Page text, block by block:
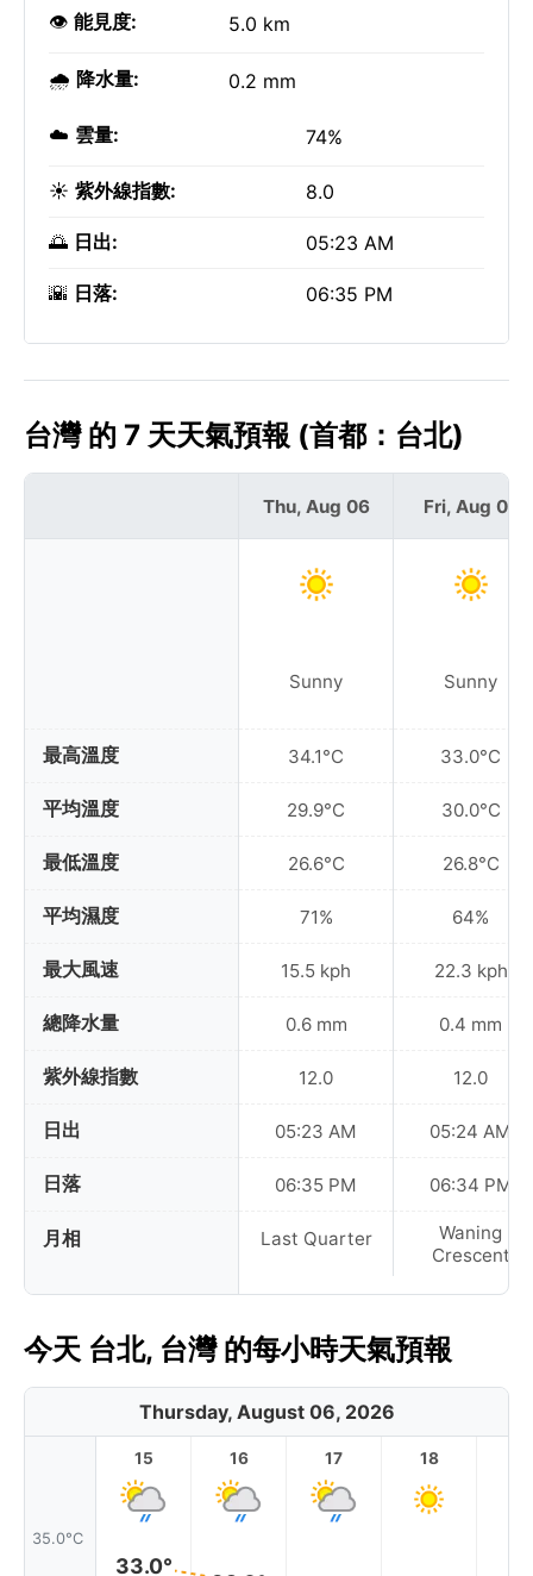
👁️ 能見度: 5.0 km
🌧️ 降水量: 0.2 mm
☁️ 雲量: 74%
☀️ 紫外線指數: 8.0
🌅 日出: 05:23 AM
🌇 日落: 06:35 PM
台灣 的 7 天天氣預報 (首都：台北)
最高溫度
平均溫度
最低溫度
平均濕度
最大風速
總降水量
紫外線指數
日出
日落
月相
Thu, Aug 06
Sunny
34.1°C
29.9°C
26.6°C
71%
15.5 kph
0.6 mm
12.0
05:23 AM
06:35 PM
Last Quarter
Fri, Aug 07
Sunny
33.0°C
30.0°C
26.8°C
64%
22.3 kph
0.4 mm
12.0
05:24 AM
06:34 PM
Waning
Crescent
今天 台北, 台灣 的每小時天氣預報
Thursday, August 06, 2026
35.0°C
15
33.0°
16 17 18